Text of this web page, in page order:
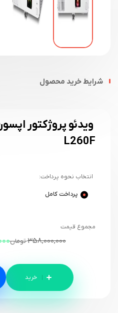
شرایط خرید محصول
L260F
انتخاب نحوه پرداخت:
پرداخت کامل
مجموع قیمت
358,000,000تومان